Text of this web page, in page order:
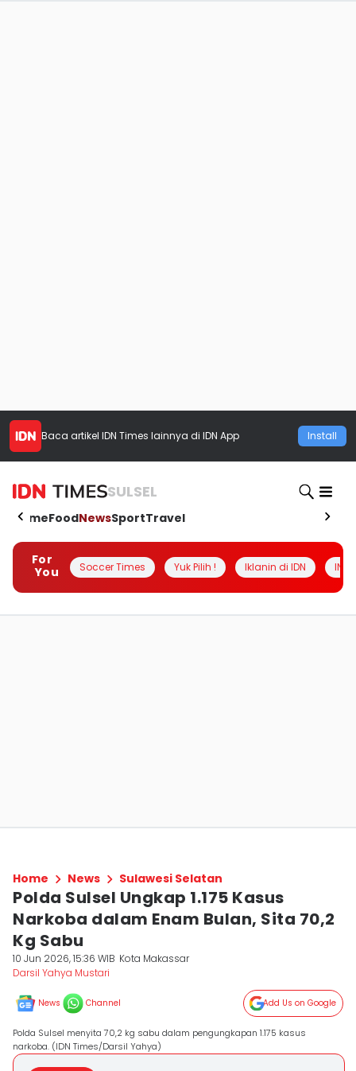
Baca artikel IDN Times lainnya di IDN App Install
SULSEL
HomeFoodNewsSportTravel
For
You
Soccer Times Yuk Pilih ! Iklanin di IDN
Home News Sulawesi Selatan
Polda Sulsel Ungkap 1.175 Kasus
Narkoba dalam Enam Bulan, Sita 70,2
Kg Sabu
10 Jun 2026, 15:36 WIB Kota Makassar
Darsil Yahya Mustari
News Channel Add Us on Google
Polda Sulsel menyita 70,2 kg sabu dalam pengungkapan 1.175 kasus
narkoba. (IDN Times/Darsil Yahya)